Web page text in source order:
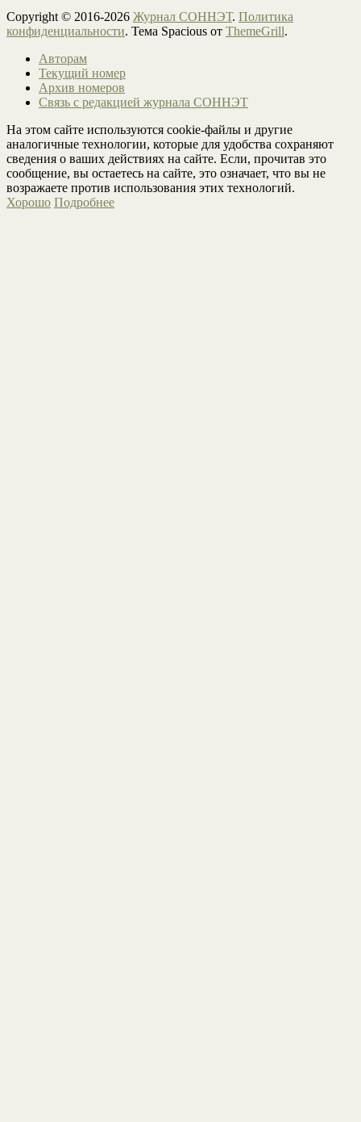
Copyright © 2016-2026 Журнал СОННЭТ. Политика
конфиденциальности. Тема Spacious от ThemeGrill.
Авторам
Текущий номер
Архив номеров
Связь с редакцией журнала СОННЭТ
На этом сайте используются cookie-файлы и другие
аналогичные технологии, которые для удобства сохраняют
сведения о ваших действиях на сайте. Если, прочитав это
сообщение, вы остаетесь на сайте, это означает, что вы не
возражаете против использования этих технологий.
Хорошо Подробнее